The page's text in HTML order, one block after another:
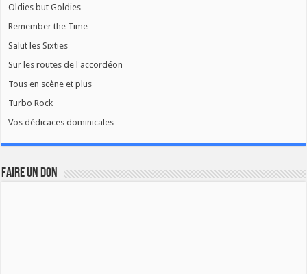
Oldies but Goldies
Remember the Time
Salut les Sixties
Sur les routes de l'accordéon
Tous en scène et plus
Turbo Rock
Vos dédicaces dominicales
FAIRE UN DON